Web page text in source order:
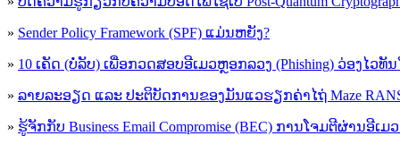
» Sender Policy Framework (SPF) ແມ່ນຫຍັງ?
» 10 ເຄັດ (ບໍ່ລັບ) ເພື່ອກວດສອບອີເມວຫຼອກລວງ (Phishing) ວ່ອງໄວທັ
» ລາຍລະອຽດ ແລະ ປະຕິບັດການຂອງມັນແວຮຽກຄ່າໄຖ່ Maze
» ຮູ້​ຈັກກັບ​ Business Email Compromise (BEC) ການ​ໂຈມ​ຕີ​ຜ່ານ​ອີ​ເ